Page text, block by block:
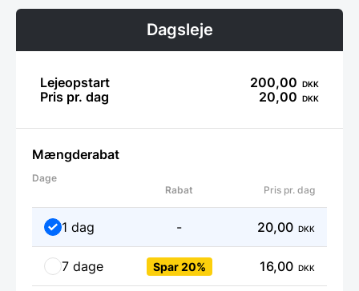
Dagsleje
Lejeopstart 200,00 DKK
Pris pr. dag 20,00 DKK
Mængderabat
Dage
Rabat
Pris pr. dag
1 dag - 20,00 DKK
7 dage Spar 20% 16,00 DKK